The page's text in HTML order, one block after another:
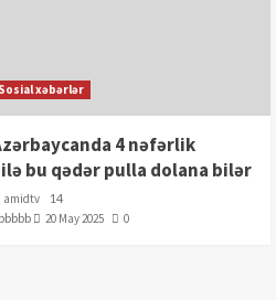
Sosial xəbərlər
4 nəfərlik
bu qədər pulla dolana bilər
amidtv
14
20 May 2025 0